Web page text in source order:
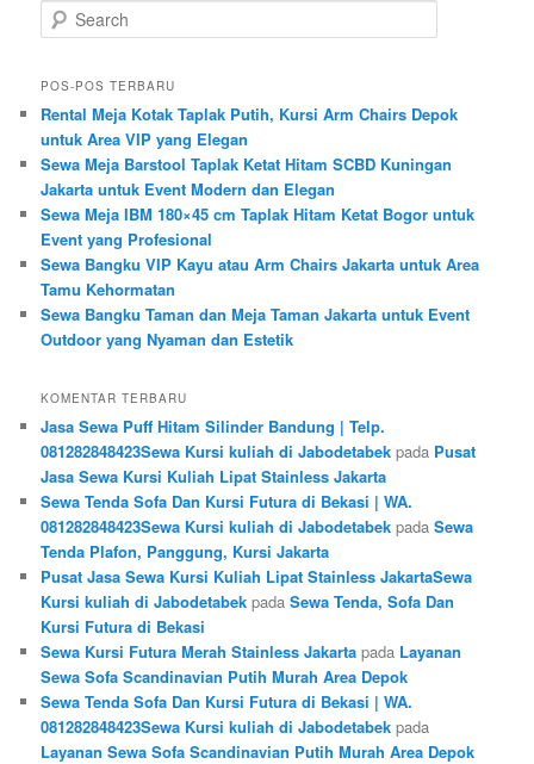
Search
POS-POS TERBARU
Rental Meja Kotak Taplak Putih, Kursi Arm Chairs Depok
untuk Area VIP yang Elegan
Sewa Meja Barstool Taplak Ketat Hitam SCBD Kuningan
Jakarta untuk Event Modern dan Elegan
Sewa Meja IBM 180×45 cm Taplak Hitam Ketat Bogor untuk
Event yang Profesional
Sewa Bangku VIP Kayu atau Arm Chairs Jakarta untuk Area
Tamu Kehormatan
Sewa Bangku Taman dan Meja Taman Jakarta untuk Event
Outdoor yang Nyaman dan Estetik
KOMENTAR TERBARU
Jasa Sewa Puff Hitam Silinder Bandung | Telp.
081282848423Sewa Kursi kuliah di Jabodetabek pada Pusat
Jasa Sewa Kursi Kuliah Lipat Stainless Jakarta
Sewa Tenda Sofa Dan Kursi Futura di Bekasi | WA.
081282848423Sewa Kursi kuliah di Jabodetabek padaSewa
Tenda Plafon, Panggung, Kursi Jakarta
Pusat Jasa Sewa Kursi Kuliah Lipat Stainless JakartaSewa
Kursi kuliah di Jabodetabek padaSewa Tenda, Sofa Dan
Kursi Futura di Bekasi
Sewa Kursi Futura Merah Stainless Jakarta pada Layanan
Sewa Sofa Scandinavian Putih Murah Area Depok
Sewa Tenda Sofa Dan Kursi Futura di Bekasi | WA.
081282848423Sewa Kursi kuliah di Jabodetabek pada
Layanan Sewa Sofa Scandinavian Putih Murah Area Depok